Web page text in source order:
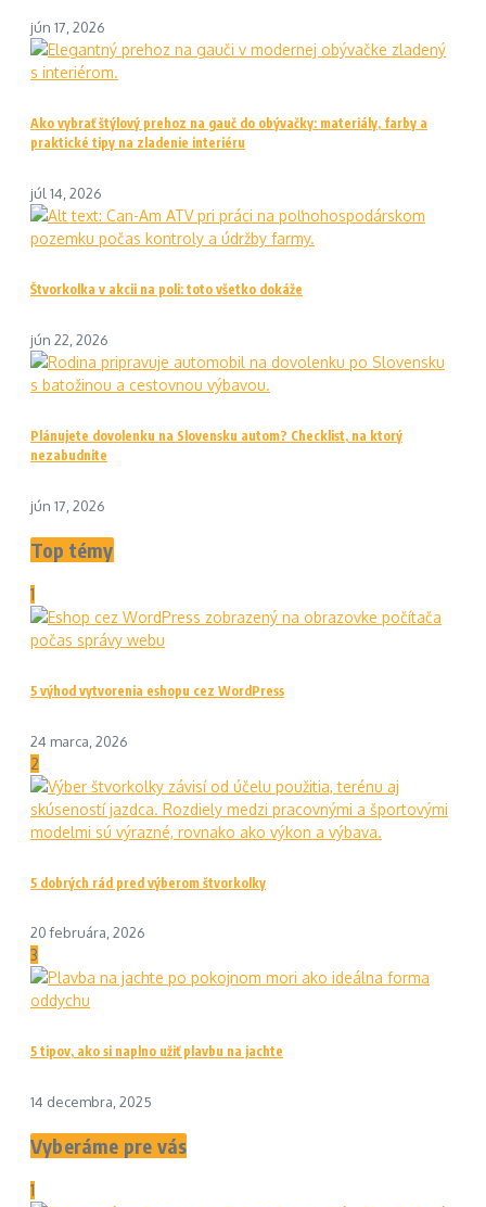
jún 17, 2026
Ako vybrať štýlový prehoz na gauč do obývačky: materiály, farby a
praktické tipy na zladenie interiéru
júl 14, 2026
Štvorkolka v akcii na poli: toto všetko dokáže
jún 22, 2026
Plánujete dovolenku na Slovensku autom? Checklist, na ktorý
nezabudnite
jún 17, 2026
Top témy
1
5 výhod vytvorenia eshopu cez WordPress
24 marca, 2026
2
5 dobrých rád pred výberom štvorkolky
20 februára, 2026
3
5 tipov, ako si naplno užiť plavbu na jachte
14 decembra, 2025
Vyberáme pre vás
1